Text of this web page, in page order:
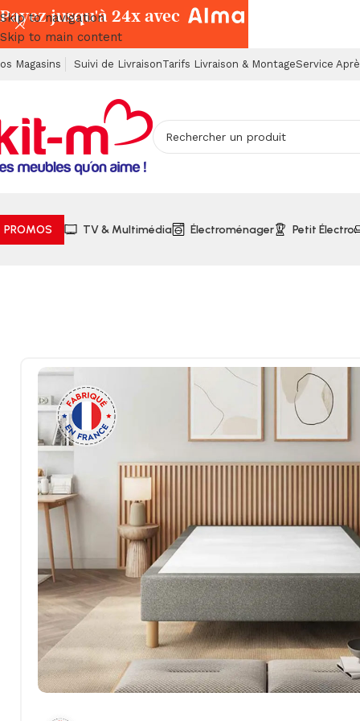
Skip to navigation
Skip to main content
Magasins Suivi de LivraisonTarifs Livraison & MontageService
PROMOS TV & Multimédia Électroménager Petit Électro
Payez jusqu'à 24x avec